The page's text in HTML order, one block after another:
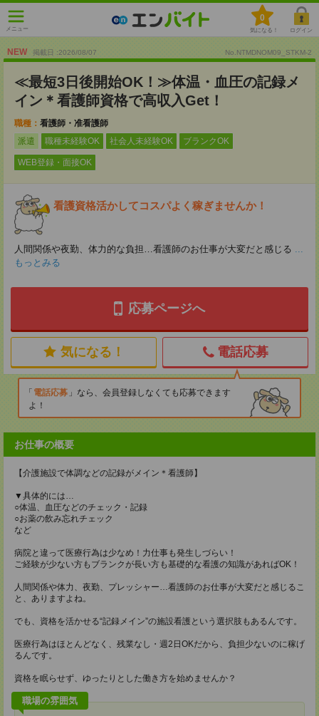
メニュー
0
気になる！ ログイン
NEW 掲載日 :2026/08/07 No.NTMDNOM09_STKM-2
≪最短3日後開始OK！≫体温・血圧の記録メ
イン＊看護師資格で高収入Get！
職種： 看護師・准看護師
派遣
職種未経験OK 社会人未経験OK ブランクOK
WEB登録・面接OK
看護資格活かしてコスパよく稼ぎませんか！
人間関係や夜勤、体力的な負担…看護師のお仕事が大変だと感じる ...
もっとみる
応募ページへ
気になる！ 電話応募
電話応募
なら、会員登録しなくても応募できます
よ！
お仕事の概要
【介護施設で体調などの記録がメイン＊看護師】
▼具体的には…
○体温、血圧などのチェック・記録
○お薬の飲み忘れチェック
など
病院と違って医療行為は少なめ！力仕事も発生しづらい！
ご経験が少ない方もブランクが長い方も基礎的な看護の知識があればOK！
人間関係や体力、夜勤、プレッシャー…看護師のお仕事が大変だと感じるこ
と、ありますよね。
でも、資格を活かせる“記録メイン”の施設看護という選択肢もあるんです。
医療行為はほとんどなく、残業なし・週2日OKだから、負担少ないのに稼げ
るんです。
資格を眠らせず、ゆったりとした働き方を始めませんか？
職場の雰囲気